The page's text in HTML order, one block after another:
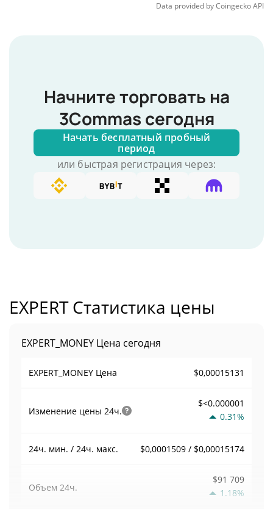
Data provided byCoingeckoAPI
Начните торговать на
3Commas сегодня
Начать бесплатный пробный
период
или быстрая регистрация через:
EXPERT Статистика цены
EXPERT_MONEY Цена сегодня
EXPERT_MONEY Цена $0,00015131
Изменение цены 24ч.
$<0.000001
0.31%
24ч. мин. / 24ч. макс. $0,0001509 / $0,00015174
Объем 24ч.
$91 709
1.18%